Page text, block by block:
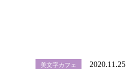
美文字カフェ 2020.11.25